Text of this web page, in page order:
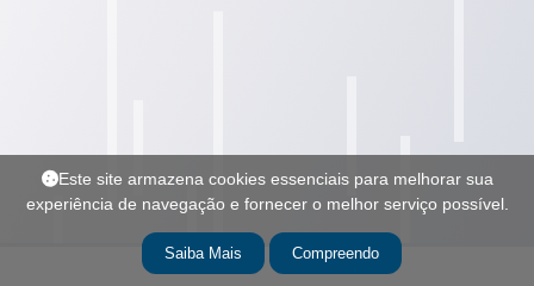
Este site armazena cookies essenciais para melhorar sua
experiência de navegação e fornecer o melhor serviço possível.